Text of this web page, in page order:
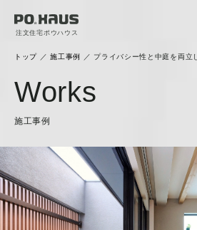
注文住宅ポウハウス
トップ ／施工事例 ／ プライバシー性と中庭を両立
Works
施工事例